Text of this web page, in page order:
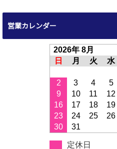
営業カレンダー
2026年 8月
日
月 火 水
2
3 4 5
9
10 11 12
16
17 18 19
23
24 25 26
30
31
定休日